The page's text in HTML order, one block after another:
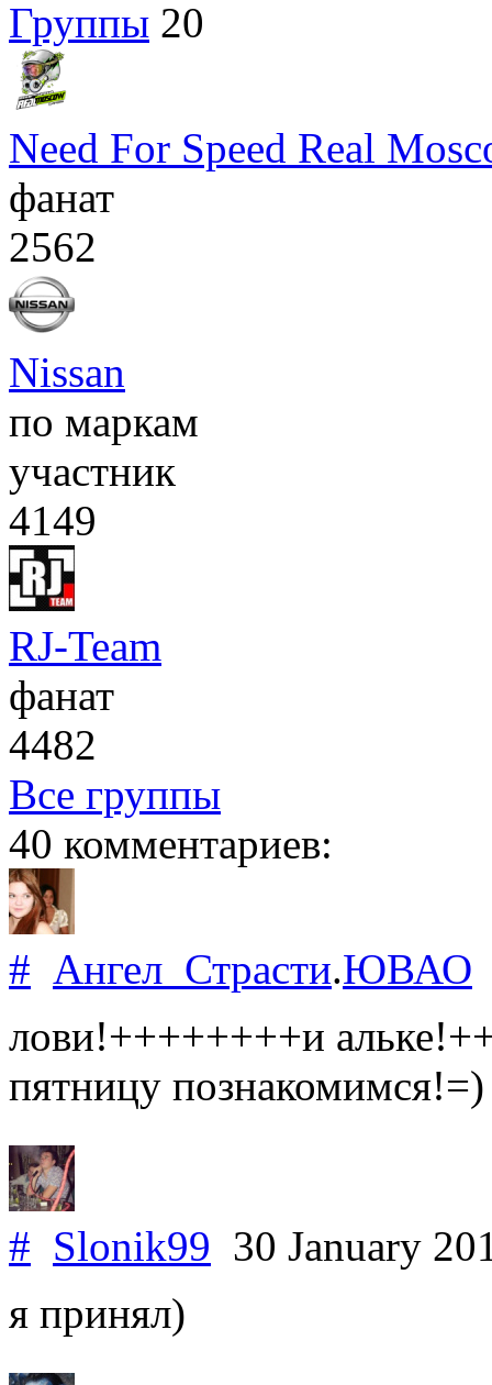
Группы 20
Need For Speed Real
фанат
2562
Nissan
по маркам
участник
4149
RJ-Team
фанат
4482
Все группы
40 комментариев:
# Ангел_Страсти.ЮВАО
лови!++++++++и
пятницу познакомимся!=)
# Slonik99 30 January
я принял)